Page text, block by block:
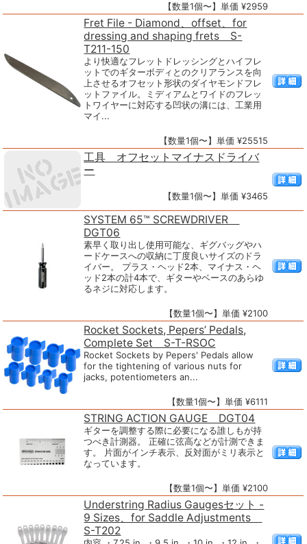
【数量1個〜】単価 ¥2959
Fret File - Diamond、offset、for
dressing and shaping frets S-
T211-150
より快適なフレットドレッシングとハイフレ
ットでのギターボディとのクリアランスを向
上させるオフセット形状のダイヤモンドフレ
ットファイル。ミディアムとワイドのフレッ
トワイヤーに対応する凹状の溝には、工業用
マイ...
【数量1個〜】単価 ¥25515
工具 オフセットマイナスドライバ
ー
【数量1個〜】単価 ¥3465
SYSTEM 65™ SCREWDRIVER
DGT06
素早く取り出し使用可能な、ギグバッグやハ
ードケースへの収納に丁度良いサイズのドラ
イバー。 プラス・ヘッド2本、マイナス・ヘ
ッド2本の計4本で、ギターやベースのあらゆ
るネジに対応します。
【数量1個〜】単価 ¥2100
Rocket Sockets, Pepers’ Pedals,
Complete Set S-T-RSOC
Rocket Sockets by Pepers' Pedals allow
for the tightening of various nuts for
jacks, potentiometers an...
【数量1個〜】単価 ¥6111
STRING ACTION GAUGE DGT04
ギターを調整する際に必要になる誰しもが持
つべき計測器。 正確に弦高などが計測できま
す。 片面がインチ表示、反対面がミリ表示と
なっています。
【数量1個〜】単価 ¥2100
Understring Radius Gaugesセット -
9 Sizes、for Saddle Adjustments
S-T202